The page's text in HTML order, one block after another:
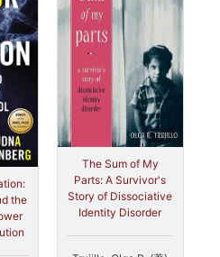
the
The Sum of My
Parts: A Survivor's
Story of Dissociative
Identity Disorder